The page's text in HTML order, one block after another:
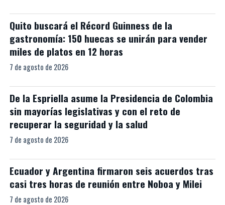
Quito buscará el Récord Guinness de la
gastronomía: 150 huecas se unirán para vender
miles de platos en 12 horas
7 de agosto de 2026
De la Espriella asume la Presidencia de Colombia
sin mayorías legislativas y con el reto de
recuperar la seguridad y la salud
7 de agosto de 2026
Ecuador y Argentina firmaron seis acuerdos tras
casi tres horas de reunión entre Noboa y Milei
7 de agosto de 2026